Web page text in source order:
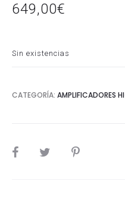
649,00€
Sin existencias
CATEGORÍA: AMPLIFICADORES
SHARE